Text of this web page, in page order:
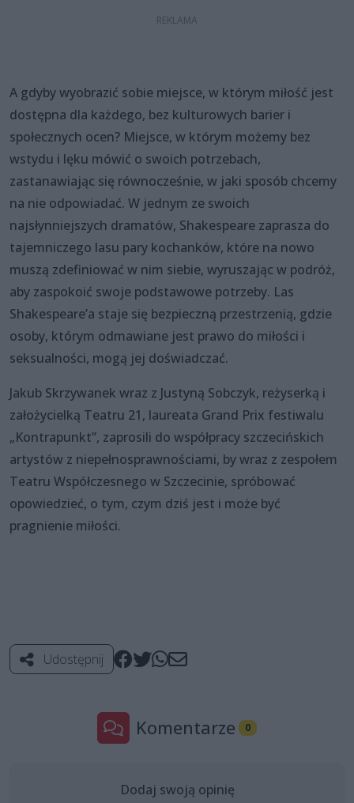
A gdyby wyobrazić sobie miejsce, w którym miłość jest
dostępna dla każdego, bez kulturowych barier i
społecznych ocen? Miejsce, w którym możemy bez
wstydu i lęku mówić o swoich potrzebach,
zastanawiając się równocześnie, w jaki sposób chcemy
na nie odpowiadać. W jednym ze swoich
najsłynniejszych dramatów, Shakespeare zaprasza do
tajemniczego lasu pary kochanków, które na nowo
muszą zdefiniować w nim siebie, wyruszając w podróż,
aby zaspokoić swoje podstawowe potrzeby. Las
Shakespeare’a staje się bezpieczną przestrzenią, gdzie
osoby, którym odmawiane jest prawo do miłości i
seksualności, mogą jej doświadczać.
Jakub Skrzywanek wraz z Justyną Sobczyk, reżyserką i
założycielką Teatru 21, laureata Grand Prix festiwalu
„Kontrapunkt”, zaprosili do współpracy szczecińskich
artystów z niepełnosprawnościami, by wraz z zespołem
Teatru Współczesnego w Szczecinie, spróbować
opowiedzieć, o tym, czym dziś jest i może być
pragnienie miłości.
Udostępnij
Komentarze 0
Dodaj swoją opinię